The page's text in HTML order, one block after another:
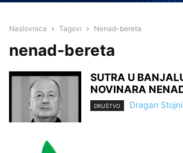
Naslovnica Tagovi Nenad-bereta
nenad-bereta
SUTRA U
NOVINARA
DRUŠTVO Dragan